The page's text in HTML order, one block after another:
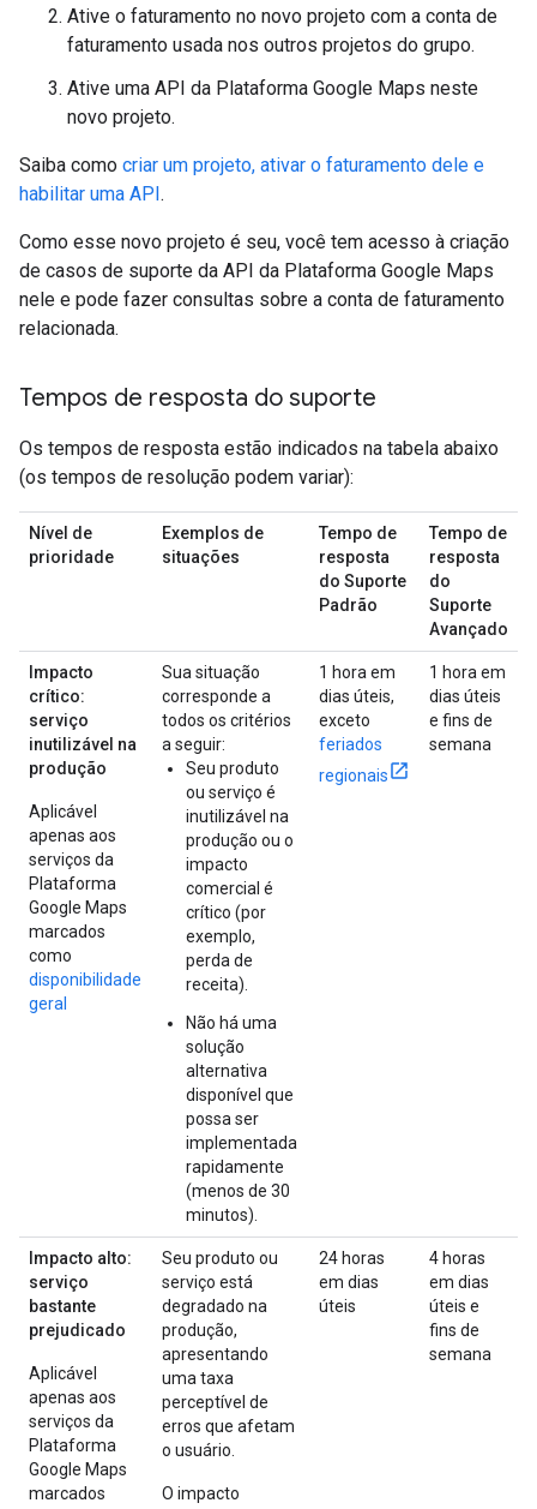
Ative o faturamento no novo projeto com a conta de
faturamento usada nos outros projetos do grupo.
Ative uma API da Plataforma Google Maps neste
novo projeto.
Saiba como criar um projeto, ativar o faturamento dele e
habilitar uma API.
Como esse novo projeto é seu, você tem acesso à criação
de casos de suporte da API da Plataforma Google Maps
nele e pode fazer consultas sobre a conta de faturamento
relacionada.
Tempos de resposta do suporte
Os tempos de resposta estão indicados na tabela abaixo
(os tempos de resolução podem variar):
Nível de
prioridade
Exemplos de
situações
Tempo de
resposta
do Suporte
Padrão
Tempo de
resposta
do
Suporte
Avançado
Impacto
crítico:
serviço
inutilizável na
produção
Aplicável
apenas aos
serviços da
Plataforma
Google Maps
marcados
como
disponibilidade
geral
Sua situação
corresponde a
todos os critérios
a seguir:
Seu produto
ou serviço é
inutilizável na
produção ou o
impacto
comercial é
crítico (por
exemplo,
perda de
receita).
Não há uma
solução
alternativa
disponível que
possa ser
implementada
rapidamente
(menos de 30
minutos).
1 hora em
dias úteis,
exceto
feriados
regionais
1 hora em
dias úteis
e fins de
semana
Impacto alto:
serviço
bastante
prejudicado
Aplicável
apenas aos
serviços da
Plataforma
Google Maps
marcados
Seu produto ou
serviço está
degradado na
produção,
apresentando
uma taxa
perceptível de
erros que afetam
o usuário.
O impacto
24 horas
em dias
úteis
4 horas
em dias
úteis e
fins de
semana